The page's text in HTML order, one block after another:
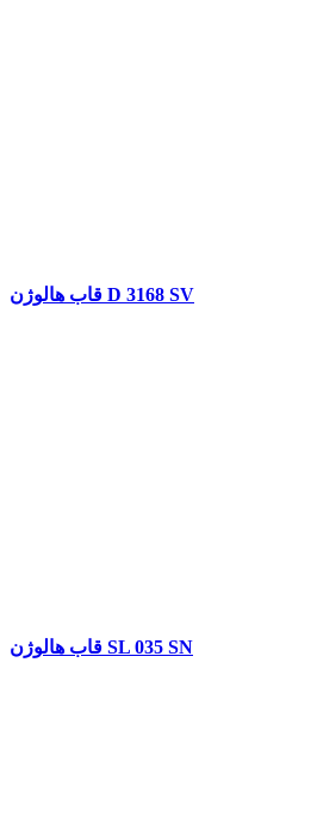
قاب هالوژن D 3168 SV
قاب هالوژن SL 035 SN